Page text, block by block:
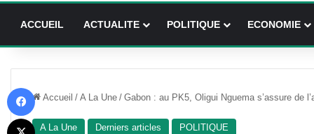
ACCUEIL ACTUALITE POLITIQUE ECONOMIE
Accueil / A La Une / Gabon : au PK5, Oligui Nguema s’assure de
A La Une Derniers articles POLITIQUE
X